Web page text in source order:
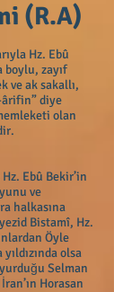
(R.A)
Hz. Ebû
boylu, zayıf
ve ak sakallı,
diye
olan
Ebû Bekir’in
ve
halkasına
Bistamî, Hz.
Öyle
olsa
Selman
Horasan